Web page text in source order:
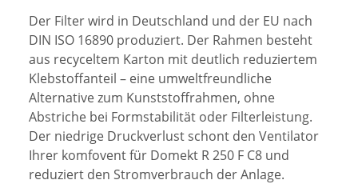
Der Filter wird in Deutschland und der EU nach
DIN ISO 16890 produziert. Der Rahmen besteht
aus recyceltem Karton mit deutlich reduziertem
Klebstoffanteil – eine umweltfreundliche
Alternative zum Kunststoffrahmen, ohne
Abstriche bei Formstabilität oder Filterleistung.
Der niedrige Druckverlust schont den Ventilator
Ihrer komfovent für Domekt R 250 F C8 und
reduziert den Stromverbrauch der Anlage.